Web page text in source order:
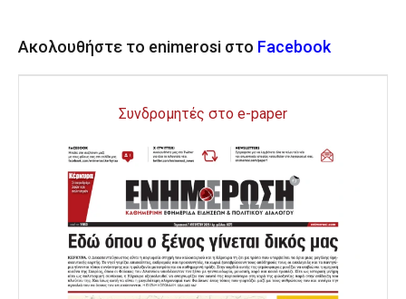
Ακολουθήστε το enimerosi στο Facebook
Συνδρομητές στο e-paper